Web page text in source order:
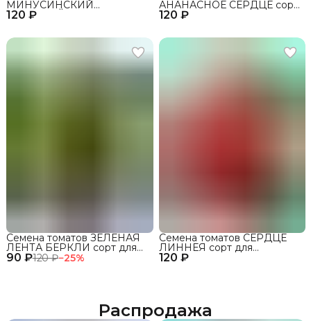
120 ₽
МИНУСИНСКИЙ
КИСТЕВОЙ сорт для 120 ₽
АНАНАСНОЕ СЕРДЦЕ сорт
для открытого грунта и
90 ₽120 ₽−25%
Семена томатов ЗЕЛЕНАЯ
ЛЕНТА БЕРКЛИ сорт для
открытого грунта и теплиц 120 ₽
Семена томатов СЕРДЦЕ
ЛИННЕЯ сорт для
открытого грунта и теплиц
Распродажа